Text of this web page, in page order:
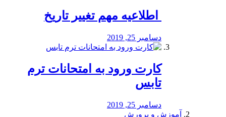
️ اطلاعیه مهم تغییر تاریخ
دسامبر 25, 2019
کارت ورود به امتحانات ترم
تابس
دسامبر 25, 2019
آموزش و پرورش